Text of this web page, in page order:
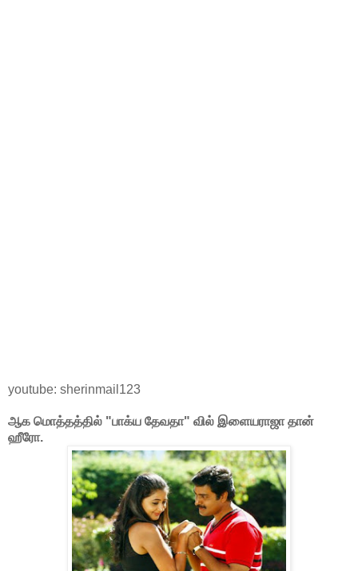
youtube: sherinmail123
ஆக மொத்தத்தில் "பாக்ய தேவதா" வில் இளையராஜா தான்
ஹீரோ.